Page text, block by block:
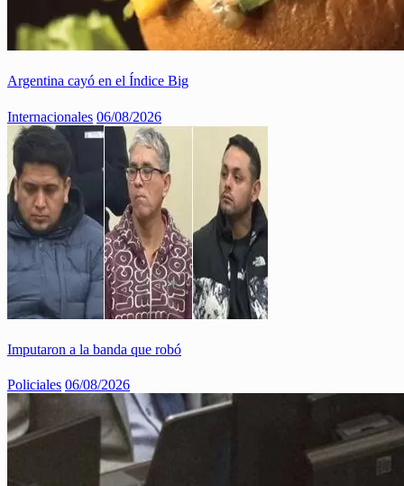
Argentina cayó en el Índice Big
Internacionales 06/08/2026
Imputaron a la banda que robó
Policiales 06/08/2026